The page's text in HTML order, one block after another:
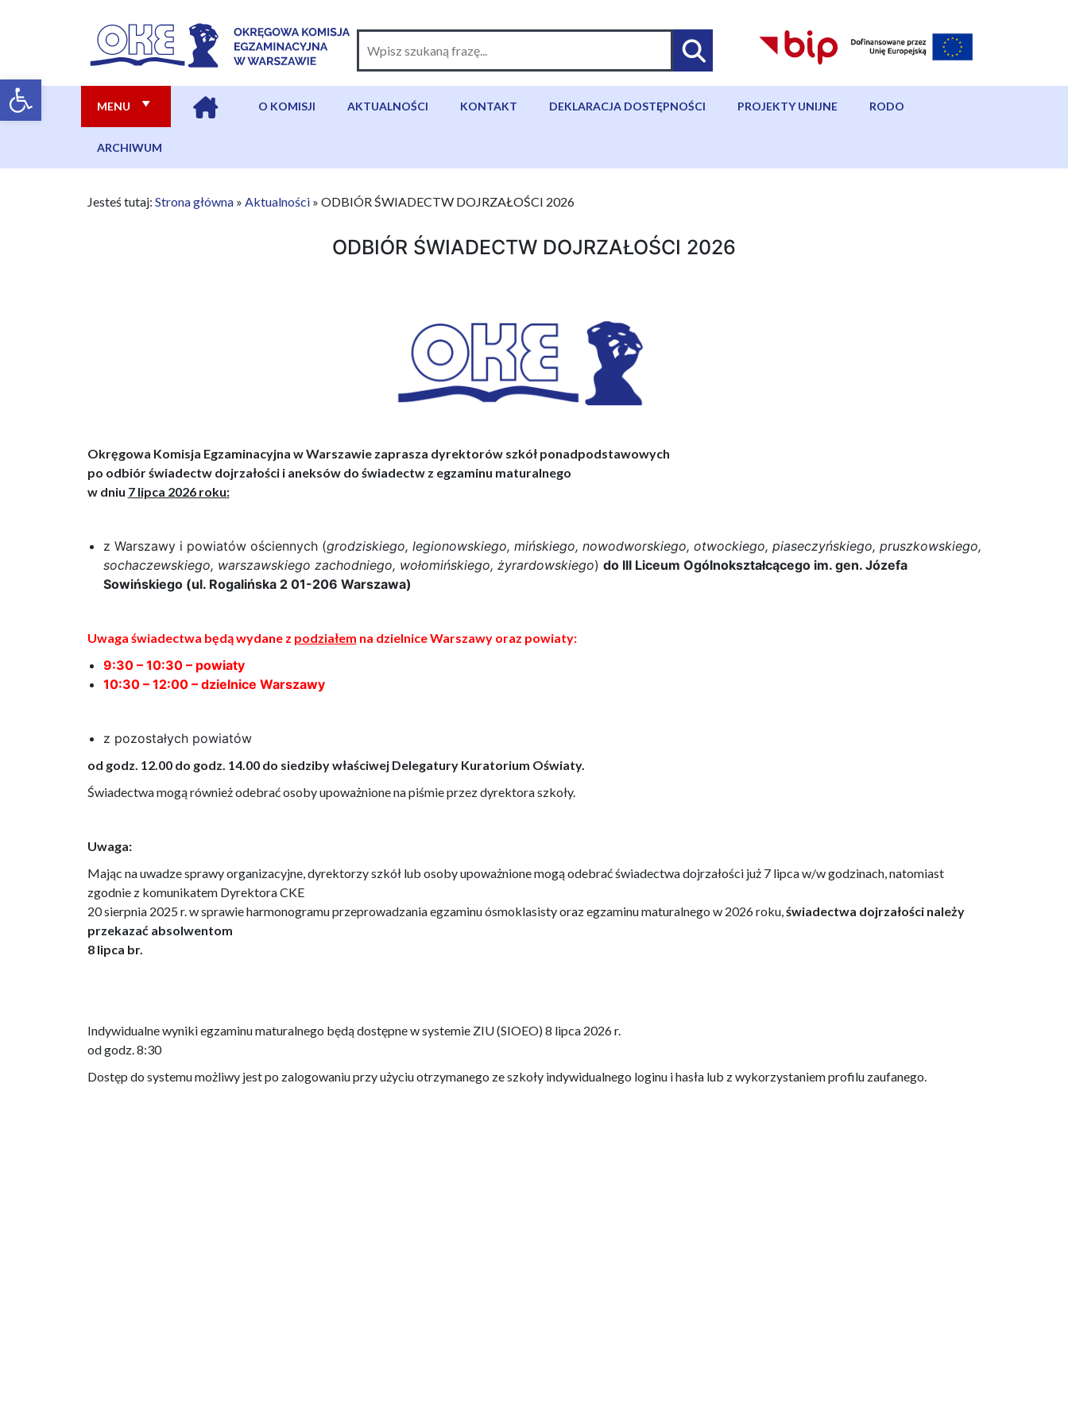
MENU O KOMISJI AKTUALNOŚCI KONTAKT DEKLARACJA DOSTĘPNOŚCI PROJEKTY UNIJNE RODO
ARCHIWUM
Jesteś tutaj: Strona główna» Aktualności» ODBIÓR ŚWIADECTW DOJRZAŁOŚCI 2026
ODBIÓR ŚWIADECTW DOJRZAŁOŚCI 2026
Okręgowa Komisja Egzaminacyjna w Warszawie zaprasza dyrektorów szkół ponadpodstawowych
po odbiór świadectw dojrzałości i aneksów do świadectw z egzaminu maturalnego
w dniu 7 lipca 2026 roku:
z Warszawy i powiatów ościennych (grodziskiego, legionowskiego, mińskiego, nowodworskiego, otwockiego, piaseczyńskiego, pruszkowskiego,
sochaczewskiego, warszawskiego zachodniego, wołomińskiego, żyrardowskiego) do III Liceum Ogólnokształcącego im. gen. Józefa
Sowińskiego (ul. Rogalińska 2 01-206 Warszawa)
Uwaga świadectwa będą wydane z podziałem na dzielnice Warszawy oraz powiaty:
9:30 – 10:30 – powiaty
10:30 – 12:00 – dzielnice Warszawy
z pozostałych powiatów
od godz. 12.00 do godz. 14.00 do siedziby właściwej Delegatury Kuratorium Oświaty.
Świadectwa mogą również odebrać osoby upoważnione na piśmie przez dyrektora szkoły.
Uwaga:
Mając na uwadze sprawy organizacyjne, dyrektorzy szkół lub osoby upoważnione mogą odebrać świadectwa dojrzałości już 7 lipca w/w godzinach, natomiast
zgodnie z komunikatem Dyrektora CKE
20 sierpnia 2025 r. w sprawie harmonogramu przeprowadzania egzaminu ósmoklasisty oraz egzaminu maturalnego w 2026 roku,świadectwa dojrzałości należy
przekazać absolwentom
8 lipca br.
Indywidualne wyniki egzaminu maturalnego będą dostępne w systemie ZIU (SIOEO) 8 lipca 2026 r.
od godz. 8:30
Dostęp do systemu możliwy jest po zalogowaniu przy użyciu otrzymanego ze szkoły indywidualnego loginu i hasła lub z wykorzystaniem profilu zaufanego.